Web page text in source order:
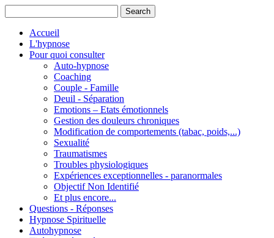
Accueil
L'hypnose
Pour quoi consulter
Auto-hypnose
Coaching
Couple - Famille
Deuil - Séparation
Emotions – Etats émotionnels
Gestion des douleurs chroniques
Modification de comportements (tabac, poids,...)
Sexualité
Traumatismes
Troubles physiologiques
Expériences exceptionnelles - paranormales
Objectif Non Identifié
Et plus encore...
Questions - Réponses
Hypnose Spirituelle
Autohypnose